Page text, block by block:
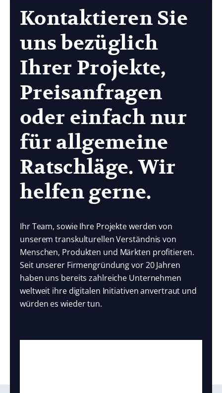
Kontaktieren Sie
uns bezüglich
Ihrer Projekte,
Preisanfragen
oder einfach nur
für allgemeine
Ratschläge. Wir
helfen gerne.
Ihr Team, sowie Ihre Projekte werden von
unserem transkulturellen Verständnis von
Menschen, Produkten und Märkten profitieren.
Seit unserer Firmengründung vor 20 Jahren
haben uns bereits zahlreiche Unternehmen
weltweit ihre digitalen Initiativen anvertraut und
würden es wieder tun.